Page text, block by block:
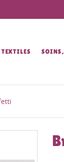
TEXTILES